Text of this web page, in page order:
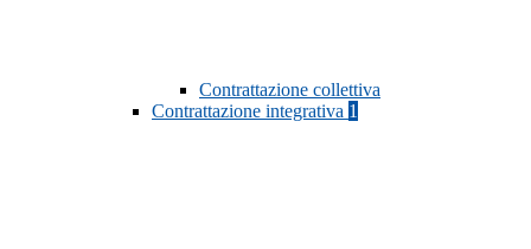
Contrattazione collettiva
Contrattazione integrativa 1